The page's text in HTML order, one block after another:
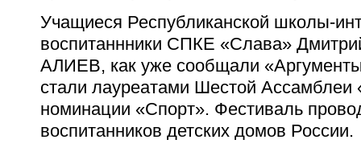
Учащиеся Республиканской школы-
воспитаннники СПКЕ «Слава»
АЛИЕВ, как уже сообщали
стали лауреатами Шестой Ассамблеи
номинации «Спорт». Фестиваль
воспитанников детских домов России.